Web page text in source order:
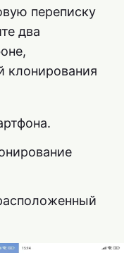
переписку
два
клонирования